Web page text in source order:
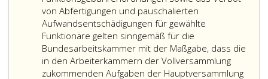
Begrenzung
von
Bezügen
öffentlicher
Funktionäre
(Artikel
abgestuft
unter
der
Genehmigung
der
Aufsichtsbehörde.
Die
Genehmigung
ist
von Abfertigungen und pauschalierten
Aufwandsentschädigungen für gewählte
Funktionäre gelten sinngemäß für die
Bundesarbeitskammer mit der Maßgabe, dass die
in den Arbeiterkammern der Vollversammlung
zukommenden Aufgaben der Hauptversammlung